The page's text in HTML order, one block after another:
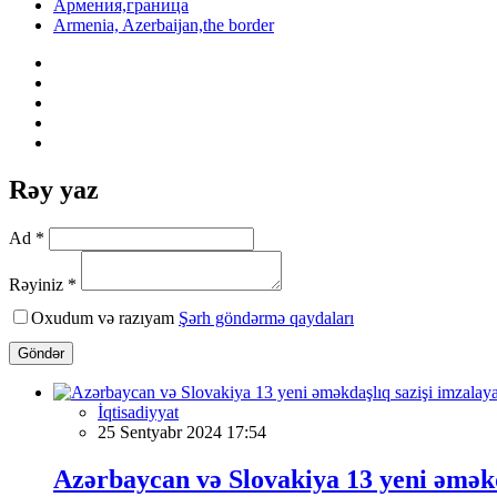
Армения,граница
Armenia, Azerbaijan,the border
Rəy yaz
Ad *
Rəyiniz *
Oxudum və razıyam Şərh göndərmə qaydaları
Göndər
İqtisadiyyat
25 Sentyabr 2024 17:54
Azərbaycan və Slovakiya 13 yeni